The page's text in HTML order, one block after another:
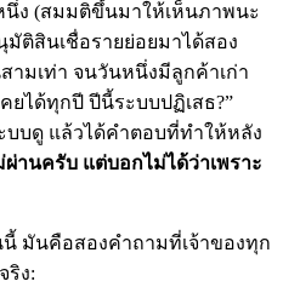
ง (สมมติขึ้นมาให้เห็นภาพนะ
มัติสินเชื่อรายย่อยมาได้สอง
ามเท่า จนวันหนึ่งมีลูกค้าเก่า
ยได้ทุกปี ปีนี้ระบบปฏิเสธ?”
บบดู แล้วได้คำตอบที่ทำให้หลัง
านครับ แต่บอกไม่ได้ว่าเพราะ
มันคือสองคำถามที่เจ้าของทุก
ริง: